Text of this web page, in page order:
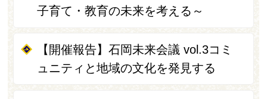
子育て・教育の未来を考える～
【開催報告】石岡未来会議 vol.3コミ
ュニティと地域の文化を発見する